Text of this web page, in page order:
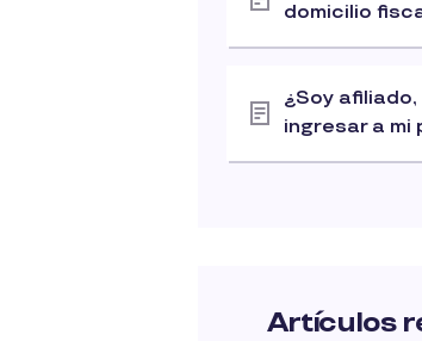
domicilio
¿Soy
ingresar a mi
Artículos